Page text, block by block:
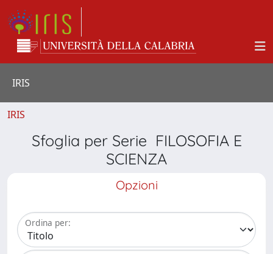
IRIS
IRIS
Sfoglia per Serie FILOSOFIA E
SCIENZA
Opzioni
Ordina per: